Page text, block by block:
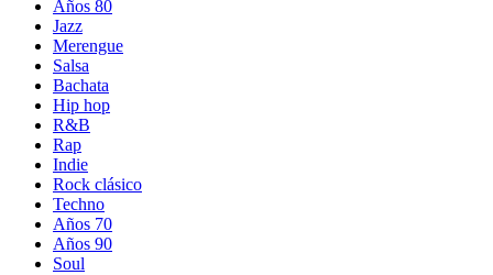
Años 80
Jazz
Merengue
Salsa
Bachata
Hip hop
R&B
Rap
Indie
Rock clásico
Techno
Años 70
Años 90
Soul